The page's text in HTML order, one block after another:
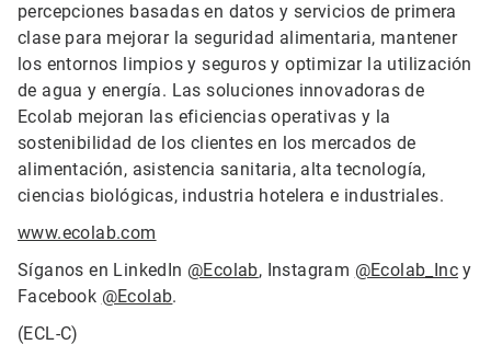
percepciones basadas en datos y servicios de primera
clase para mejorar la seguridad alimentaria, mantener
los entornos limpios y seguros y optimizar la utilización
de agua y energía. Las soluciones innovadoras de
Ecolab mejoran las eficiencias operativas y la
sostenibilidad de los clientes en los mercados de
alimentación, asistencia sanitaria, alta tecnología,
ciencias biológicas, industria hotelera e industriales.
www.ecolab.com
Síganos en LinkedIn @Ecolab, Instagram @Ecolab_Inc y
Facebook @Ecolab.
(ECL-C)